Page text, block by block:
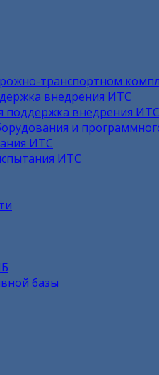
транспортном
внедрения ИТС
поддержка внедрения ИТС
и
ИТС
ИТС
базы